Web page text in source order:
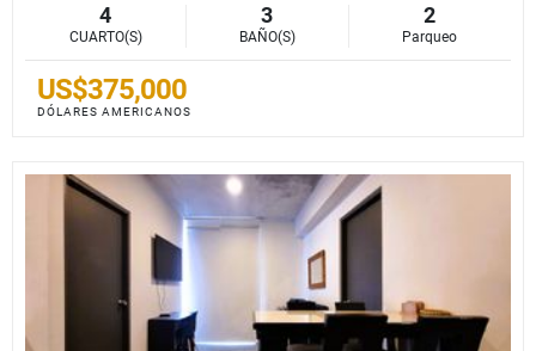
4
CUARTO(S)
3
BAÑO(S)
2
Parqueo
US$375,000
DÓLARES AMERICANOS